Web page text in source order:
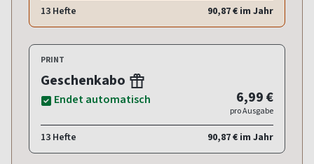
13 Hefte 90,87 € im Jahr
PRINT
Geschenkabo
Endet automatisch 6,99 €
pro Ausgabe
13 Hefte 90,87 € im Jahr